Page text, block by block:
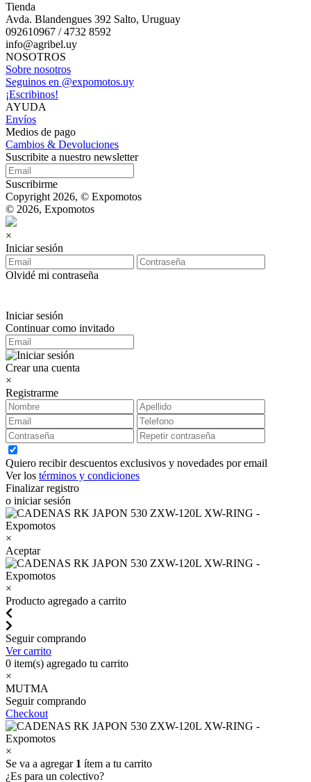
Tienda
Avda. Blandengues 392 Salto, Uruguay
092610967 / 4732 8592
info@agribel.uy
NOSOTROS
Sobre nosotros
Seguinos en @expomotos.uy
¡Escribinos!
AYUDA
Envíos
Medios de pago
Cambios & Devoluciones
Suscribite a nuestro newsletter
Suscribirme
Copyright 2026, © Expomotos
© 2026, Expomotos
×
Iniciar sesión
Olvidé mi contraseña
Iniciar sesión
Continuar como invitado
Crear una cuenta
×
Registrarme
Quiero recibir descuentos exclusivos y novedades por email
Ver los términos y condiciones
Finalizar registro
o iniciar sesión
×
Aceptar
×
Producto agregado a carrito
Seguir comprando
Ver carrito
0 item(s) agregado tu carrito
×
MUTMA
Seguir comprando
Checkout
×
Se va a agregar 1 ítem a tu carrito
¿Es para un colectivo?